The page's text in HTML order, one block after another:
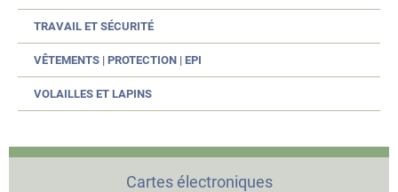
TRAVAIL ET SÉCURITÉ
VÊTEMENTS | PROTECTION | EPI
VOLAILLES ET LAPINS
Cartes électroniques